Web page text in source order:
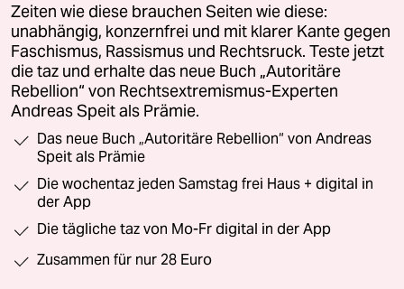
Zeiten wie diese brauchen Seiten wie diese:
unabhängig, konzernfrei und mit klarer Kante gegen
Faschismus, Rassismus und Rechtsruck. Teste jetzt
die taz und erhalte das neue Buch „Autoritäre
Rebellion“ von Rechtsextremismus-Experten
Andreas Speit als Prämie.
Das neue Buch „Autoritäre Rebellion“ von Andreas
Speit als Prämie
Die wochentaz jeden Samstag frei Haus + digital in
der App
Die tägliche taz von Mo-Fr digital in der App
Zusammen für nur 28 Euro